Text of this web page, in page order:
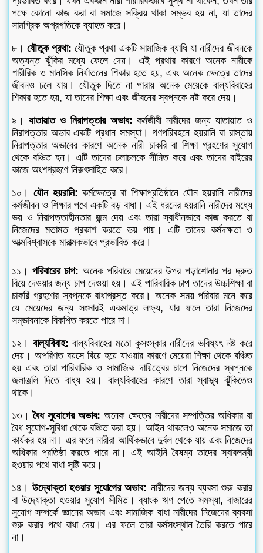
পক্ষে কোনো কাজ করা বা সমাজে সক্রিয় থাকা সম্ভব হয় না, যা তাদের
সামগ্রিক অগ্রগতিকে ব্যাহত করে।
৮।যৌতুক প্রথা: যৌতুক প্রথা একটি সামাজিক ব্যাধি যা নারীদের জীবনকে
অত্যন্ত ঝুঁকির মধ্যে ফেলে দেয়। এই প্রথার কারণে অনেক নারীকে
শারীরিক ও মানসিক নির্যাতনের শিকার হতে হয়, এবং অনেক ক্ষেত্রে তাদের
জীবনও চলে যায়। যৌতুক দিতে না পারায় অনেক মেয়েকে বাল্যবিবাহের
শিকার হতে হয়, যা তাদের শিক্ষা এবং জীবনের স্বপ্নকে নষ্ট করে দেয়।
৯। যাতায়াত ও নিরাপত্তার অভাব: কর্মজীবী নারীদের জন্য যাতায়াত ও
নিরাপত্তার অভাব একটি প্রধান সমস্যা। গণপরিবহনে হয়রানি বা রাস্তায়
নিরাপত্তার অভাবের কারণে অনেক নারী চাকরি বা শিক্ষা গ্রহণের সুযোগ
থেকে বঞ্চিত হন। এটি তাদের চলাচলকে সীমিত করে এবং তাদের বাইরের
কাজে অংশগ্রহণে নিরুৎসাহিত করে।
১০। যৌন হয়রানি: কর্মক্ষেত্রে বা শিক্ষাপ্রতিষ্ঠানে যৌন হয়রানি নারীদের
কর্মজীবন ও শিক্ষার পথে একটি বড় বাধা। এই ধরনের হয়রানি নারীদের মধ্যে
ভয় ও নিরাপত্তাহীনতার জন্ম দেয় এবং তারা স্বাধীনভাবে কাজ করতে বা
নিজেদের মতামত প্রকাশ করতে ভয় পায়। এটি তাদের কর্মদক্ষতা ও
আত্মবিশ্বাসকে মারাত্মকভাবে প্রভাবিত করে।
১১। পরিবারের চাপ: অনেক পরিবারে মেয়েদের উপর পড়াশোনার পর দ্রুত
বিয়ে দেওয়ার জন্য চাপ দেওয়া হয়। এই পারিবারিক চাপ তাদের উচ্চশিক্ষা বা
চাকরি গ্রহণের স্বপ্নকে বাধাগ্রস্ত করে। অনেক সময় পরিবার মনে করে
যে মেয়েদের জন্য সংসারই একমাত্র লক্ষ্য, যার ফলে তারা নিজেদের
সম্ভাবনাকে বিকশিত করতে পারে না।
১২। বাল্যবিবাহ: বাল্যবিবাহের মতো কুসংস্কার নারীদের ভবিষ্যৎ নষ্ট করে
দেয়। অপরিণত বয়সে বিয়ে হয়ে যাওয়ার কারণে মেয়েরা শিক্ষা থেকে বঞ্চিত
হয় এবং তারা পারিবারিক ও সামাজিক দায়িত্বের চাপে নিজেদের স্বপ্নকে
জলাঞ্জলি দিতে বাধ্য হয়। বাল্যবিবাহের কারণে তারা স্বাস্থ্য ঝুঁকিতেও
থাকে।
১৩।বৈধ সুযোগের অভাব: অনেক ক্ষেত্রে নারীদের সম্পত্তির অধিকার বা
বৈধ সুযোগ-সুবিধা থেকে বঞ্চিত করা হয়। আইন থাকলেও অনেক সমাজে তা
কার্যকর হয় না। এর ফলে নারীরা আর্থিকভাবে দুর্বল থেকে যায় এবং নিজেদের
অধিকার প্রতিষ্ঠা করতে পারে না। এই আইনি বৈষম্য তাদের স্বাবলম্বী
হওয়ার পথে বাধা সৃষ্টি করে।
১৪।উদ্যোক্তা হওয়ার সুযোগের অভাব: নারীদের জন্য ব্যবসা শুরু করার
বা উদ্যোক্তা হওয়ার সুযোগ সীমিত। ব্যাংক ঋণ পেতে সমস্যা, বাজারের
সুযোগ সম্পর্কে জ্ঞানের অভাব এবং সামাজিক বাধা নারীদের নিজেদের ব্যবসা
শুরু করার পথে বাধা দেয়। এর ফলে তারা কর্মসংস্থান তৈরি করতে পারে
না।